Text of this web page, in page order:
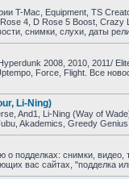
T-Mac, Equipment, TS
4, D Rose 5 Boost,
снимки, слухи, даты
2008, 2010, 2011/
Force, Flight. Все
Li-Ning)
And1, Li-Ning (Way of
Akademics, Greedy
снимки, видео,
вас сайтах, "подделка